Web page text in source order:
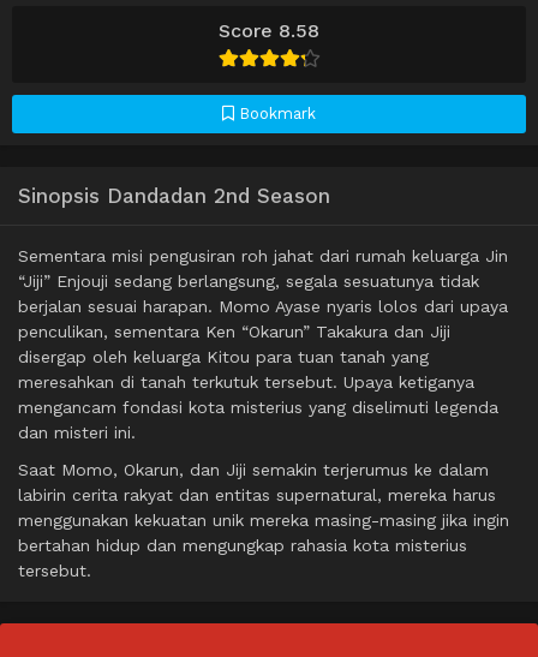
Score 8.58
Bookmark
Sinopsis Dandadan 2nd Season
Sementara misi pengusiran roh jahat dari rumah keluarga Jin
“Jiji” Enjouji sedang berlangsung, segala sesuatunya tidak
berjalan sesuai harapan. Momo Ayase nyaris lolos dari upaya
penculikan, sementara Ken “Okarun” Takakura dan Jiji
disergap oleh keluarga Kitou para tuan tanah yang
meresahkan di tanah terkutuk tersebut. Upaya ketiganya
mengancam fondasi kota misterius yang diselimuti legenda
dan misteri ini.
Saat Momo, Okarun, dan Jiji semakin terjerumus ke dalam
labirin cerita rakyat dan entitas supernatural, mereka harus
menggunakan kekuatan unik mereka masing-masing jika ingin
bertahan hidup dan mengungkap rahasia kota misterius
tersebut.